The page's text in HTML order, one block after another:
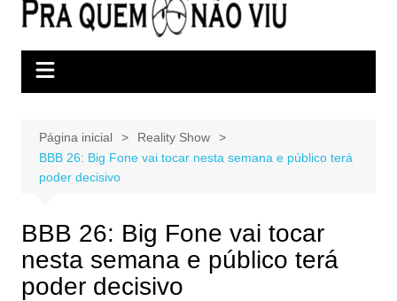
Página inicial
Reality Show
BBB 26: Big Fone vai tocar nesta semana e público terá
poder decisivo
BBB 26: Big Fone vai tocar
nesta semana e público terá
poder decisivo